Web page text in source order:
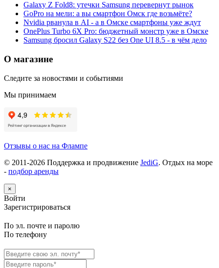
Galaxy Z Fold8: утечки Samsung перевернут рынок
GoPro на мели: а вы смартфон Омск где возьмёте?
Nvidia рванула в AI - а в Омске смартфоны уже ждут
OnePlus Turbo 6X Pro: бюджетный монстр уже в Омске
Samsung бросил Galaxy S22 без One UI 8.5 - в чём дело
О магазине
Следите за новостями и событиями
Мы принимаем
Отзывы о нас на Флампе
© 2011-2026 Поддержка и продвижение JediG. Отдых на море
- подбор аренды
×
Войти
Зарегистрироваться
По эл. почте и паролю
По телефону